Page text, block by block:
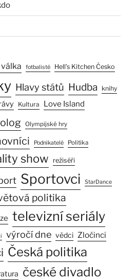
fotbalisté Hell’s Kitchen Česko
Hlavy států Hudba knihy
Kultura Love Island
Olympijské hry
Podnikatelé Politika
show režiséři
Sportovci StarDance
politika
televizní seriály
výročí dne vědci Zločinci
Česká politika
české divadlo